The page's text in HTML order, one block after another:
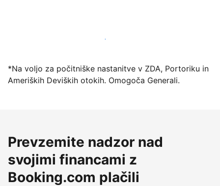
Danes ponudite nastanitev prek naše platforme
*Na voljo za počitniške nastanitve v ZDA, Portoriku in
Ameriških Deviških otokih. Omogoča Generali.
Prevzemite nadzor nad
svojimi financami z
Booking.com plačili